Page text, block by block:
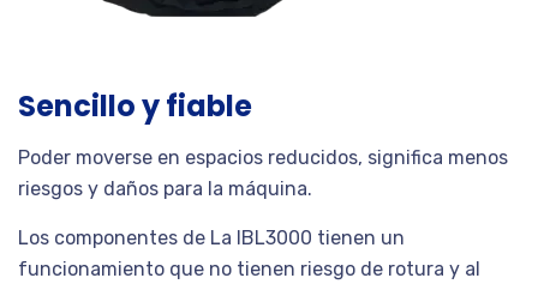
Sencillo y fiable
Poder moverse en espacios reducidos, significa menos
riesgos y daños para la máquina.
Los componentes de La IBL3000 tienen un
funcionamiento que no tienen riesgo de rotura y al